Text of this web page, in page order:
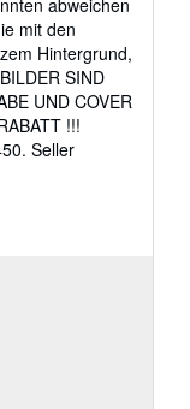
abweichen
mit den
Hintergrund,
SIND
UND COVER
!!!
Seller